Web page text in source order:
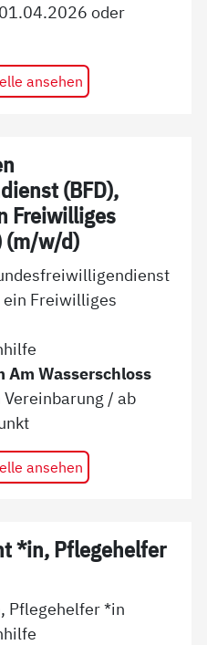
01.04.2026 oder
ansehen
(BFD),
Freiwilliges
(m/w/d)
Freiwilliges
Am Wasserschloss
Vereinbarung / ab
ansehen
*in, Pflegehelfer
Pflegehelfer *in